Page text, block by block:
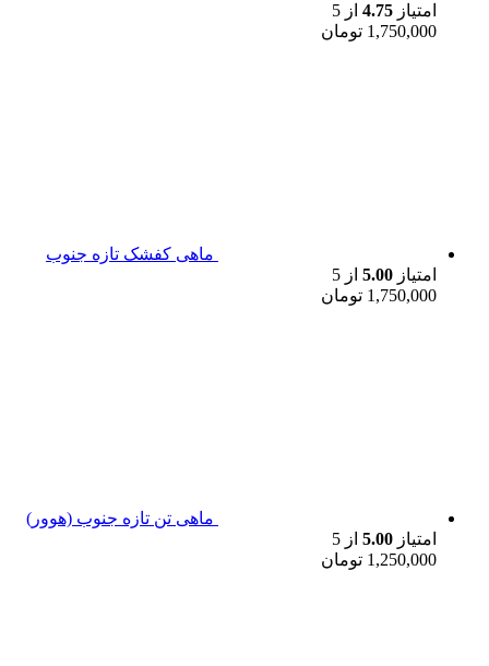
امتیاز 4.75 از 5
1,750,000 تومان
ماهی کفشک تازه جنوب
امتیاز 5.00 از 5
1,750,000 تومان
ماهی تن تازه جنوب (هوور)
امتیاز 5.00 از 5
1,250,000 تومان